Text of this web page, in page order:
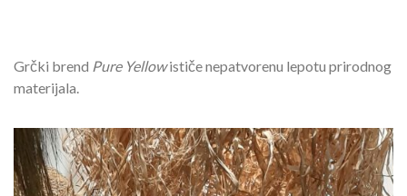
Grčki brend Pure Yellowističe nepatvorenu lepotu prirodnog
materijala.